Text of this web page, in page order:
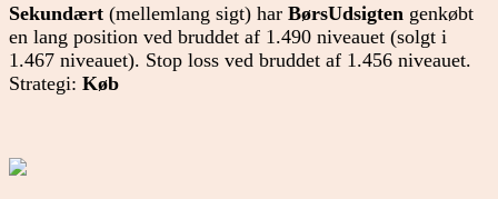
Sekundært (mellemlang sigt) har BørsUdsigten genkøbt
en lang position ved bruddet af 1.490 niveauet (solgt i
1.467 niveauet). Stop loss ved bruddet af 1.456 niveauet.
Strategi: Køb